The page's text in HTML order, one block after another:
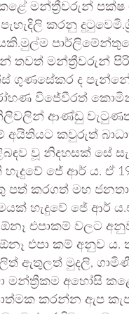
මන්ත්‍රීවරුන්
කරනු
තවත් මන්ත්‍රීවරුන්
ගුණසේකර ද
විජේවීරත්
ආණ්ඩු
අයිතියට කවුරුත්
පිළිබඳව වූ නිදහසක්
ජේ ආර් ය. ඒ
කරගත් මහ
හැදුවේ ජේ ආර්
එපාකම් වලට
එපා කම් අනුව
ඇතුලත් මුදලි, ගාමිණී
අහෝසි කළේ
කරන්න ඇප